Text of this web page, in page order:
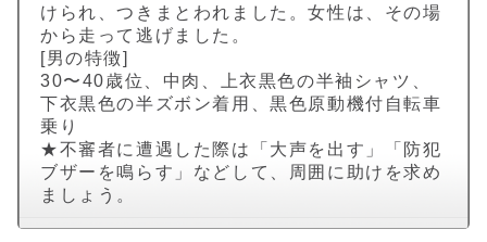
けられ、つきまとわれました。女性は、その場
から走って逃げました。
[男の特徴]
30〜40歳位、中肉、上衣黒色の半袖シャツ、
下衣黒色の半ズボン着用、黒色原動機付自転車
乗り
★不審者に遭遇した際は「大声を出す」「防犯
ブザーを鳴らす」などして、周囲に助けを求め
ましょう。